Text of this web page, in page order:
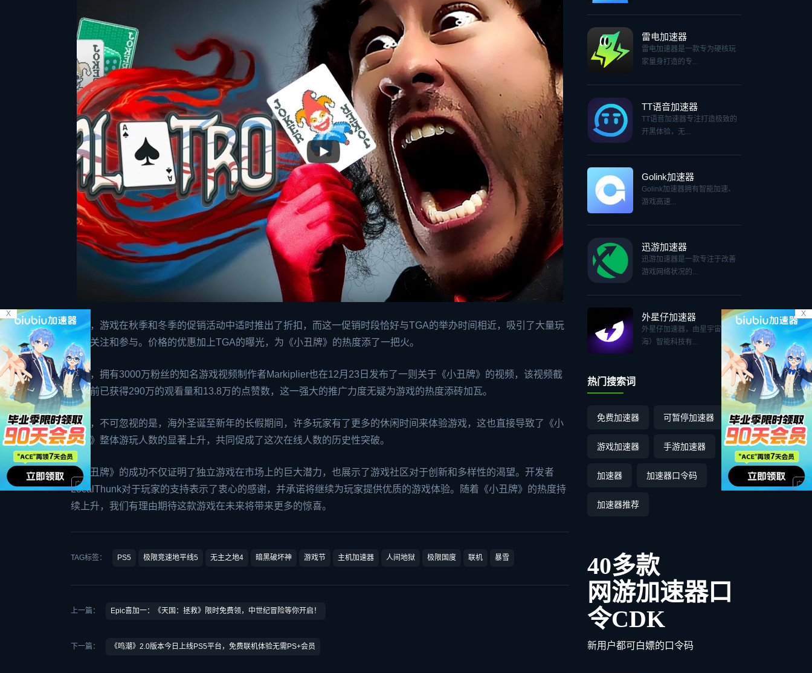
X X
其次，游戏在秋季和冬季的促销活动中适时推出了折扣，而这一促销时段恰好与TGA的举办时间相近，吸引了大量玩
家的关注和参与。价格的优惠加上TGA的曝光，为《小丑牌》的热度添了一把火。
此外，拥有3000万粉丝的知名游戏视频制作者Markiplier也在12月23日发布了一则关于《小丑牌》的视频，该视频截
至目前已获得290万的观看量和13.8万的点赞数，这一强大的推广力度无疑为游戏的热度添砖加瓦。
最后，不可忽视的是，海外圣诞至新年的长假期间，许多玩家有了更多的休闲时间来体验游戏，这也直接导致了《小
丑牌》整体游玩人数的显著上升，共同促成了这次在线人数的历史性突破。
《小丑牌》的成功不仅证明了独立游戏在市场上的巨大潜力，也展示了游戏社区对于创新和多样性的渴望。开发者
LocalThunk对于玩家的支持表示了衷心的感谢，并承诺将继续为玩家提供优质的游戏体验。随着《小丑牌》的热度持
续上升，我们有理由期待这款游戏在未来将带来更多的惊喜。
TAG标签： PS5 极限竞速地平线5 无主之地4 暗黑破坏神 游戏节 主机加速器 人间地狱 极限国度 联机 暴雪
上一篇： Epic喜加一：《天国：拯救》限时免费领，中世纪冒险等你开启！
下一篇： 《鸣潮》2.0版本今日上线PS5平台，免费联机体验无需PS+会员
雷电加速器
雷电加速器是一款专为硬核玩
家量身打造的专...
TT语音加速器
TT语音加速器专注打造极致的
开黑体验，无...
Golink加速器
Golink加速器拥有智能加速、
游戏高速...
迅游加速器
迅游加速器是一款专注于改善
游戏网络状况的...
外星仔加速器
外星仔加速器，由星宇宙（上
海）智能科技有...
热门搜索词
免费加速器 可暂停加速器
游戏加速器 手游加速器
加速器 加速器口令码
加速器推荐
40多款
网游加速器口
令CDK
新用户都可白嫖的口令码